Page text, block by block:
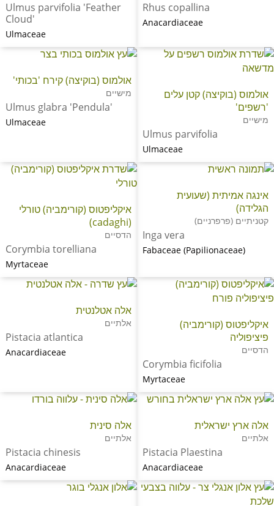
Rhus copallina
Anacardiaceae
Ulmus parvifolia 'Feather
Cloud'
Ulmaceae
אולמוס (בוקיצה) קטן עלים
'רשפים'
מישיים
Ulmus parvifolia
Ulmaceae
אולמוס (בוקיצה) קירח 'בכותי'
מישיים
Ulmus glabra 'Pendula'
Ulmaceae
אינגה אמיתית (שעועית
הגלידה)
קטניתיים (פרפרניים)
Inga vera
Fabaceae (Papilionaceae)
איקליפטוס (קורימביה) טורלי
(cadaghi)
הדסיים
Corymbia torelliana
Myrtaceae
איקליפטוס (קורימביה)
פיציפוליה
הדסיים
Corymbia ficifolia
Myrtaceae
אלה אטלנטית
אלתיים
Pistacia atlantica
Anacardiaceae
אלה ארץ ישראלית
אלתיים
Pistacia Plaestina
Anacardiaceae
אלה סינית
אלתיים
Pistacia chinesis
Anacardiaceae